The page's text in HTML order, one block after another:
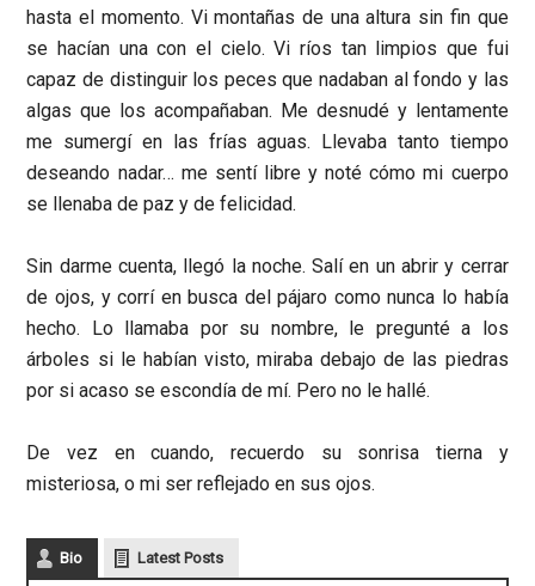
hasta el momento. Vi montañas de una altura sin fin que
se hacían una con el cielo. Vi ríos tan limpios que fui
capaz de distinguir los peces que nadaban al fondo y las
algas que los acompañaban. Me desnudé y lentamente
me sumergí en las frías aguas. Llevaba tanto tiempo
deseando nadar… me sentí libre y noté cómo mi cuerpo
se llenaba de paz y de felicidad.
Sin darme cuenta, llegó la noche. Salí en un abrir y cerrar
de ojos, y corrí en busca del pájaro como nunca lo había
hecho. Lo llamaba por su nombre, le pregunté a los
árboles si le habían visto, miraba debajo de las piedras
por si acaso se escondía de mí. Pero no le hallé.
De vez en cuando, recuerdo su sonrisa tierna y
misteriosa, o mi ser reflejado en sus ojos.
Bio Latest Posts